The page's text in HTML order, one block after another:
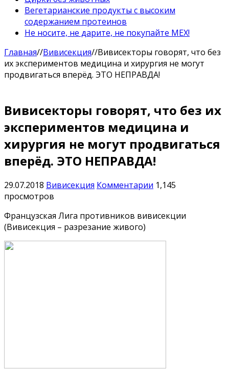
Вегетарианские продукты с высоким
содержанием протеинов
Не носите, не дарите, не покупайте МЕХ!
Главная//Вивисекция//Вивисекторы говорят, что без
их экспериментов медицина и хирургия не могут
продвигаться вперёд. ЭТО НЕПРАВДА!
Вивисекторы говорят, что без их
экспериментов медицина и
хирургия не могут продвигаться
вперёд. ЭТО НЕПРАВДА!
29.07.2018 Вивисекция Комментарии 1,145
просмотров
Французская Лига противников вивисекции
(Вивисекция – разрезание живого)